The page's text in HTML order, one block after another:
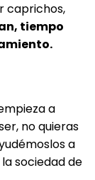
caprichos,
tiempo
a
no quieras
a
sociedad de